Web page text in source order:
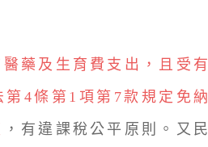
醫藥及生育費支出，且受有
4條第1項第7款規定免納
，有違課稅公平原則。又民